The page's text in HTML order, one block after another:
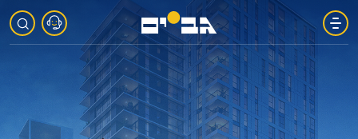
אודות
פארקי